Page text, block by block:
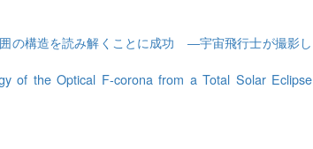
の構造を読み解くことに成功 ―宇宙飛行士が撮影し
of the Optical F-corona from a Total Solar Eclipse